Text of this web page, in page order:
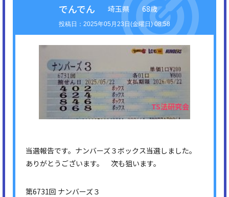
でんでん
埼玉県 68歳
2025年05月23日(金曜日) 08:58
当選報告です。ナンバーズ３ボックス当選しました。
ありがとうございます。 次も狙います。
第6731回 ナンバーズ３